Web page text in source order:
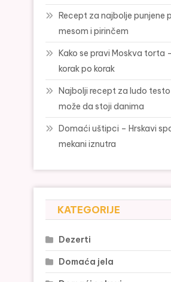
Recept za najbolje punjene
mesom i pirinčem
Kako se pravi Moskva torta
korak po korak
Najbolji recept za ludo testo
može da stoji danima
Domaći uštipci – Hrskavi
mekani iznutra
KATEGORIJE
Dezerti
Domaća jela